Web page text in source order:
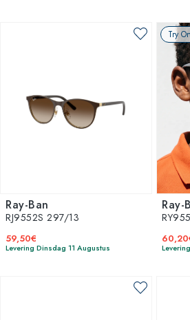
Ray-Ban
RJ9552S 297/13
59,50€
Levering Dinsdag 11 Augustus
Try On
Ray-